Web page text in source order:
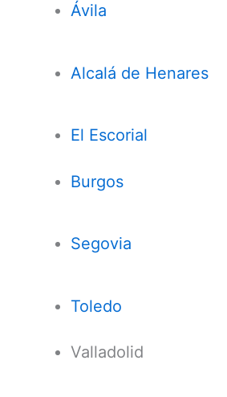
Ávila
Alcalá de Henares
El Escorial
Burgos
Segovia
Toledo
Valladolid